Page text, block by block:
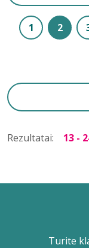
1 2
Rezultatai: 13 -
Turite